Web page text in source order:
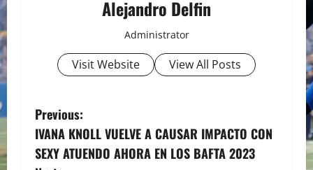
Alejandro Delfin
Administrator
Visit Website View All Posts
P
o
Previous:
IVANA KNOLL VUELVE A CAUSAR IMPACTO CON
SEXY ATUENDO AHORA EN LOS BAFTA 2023